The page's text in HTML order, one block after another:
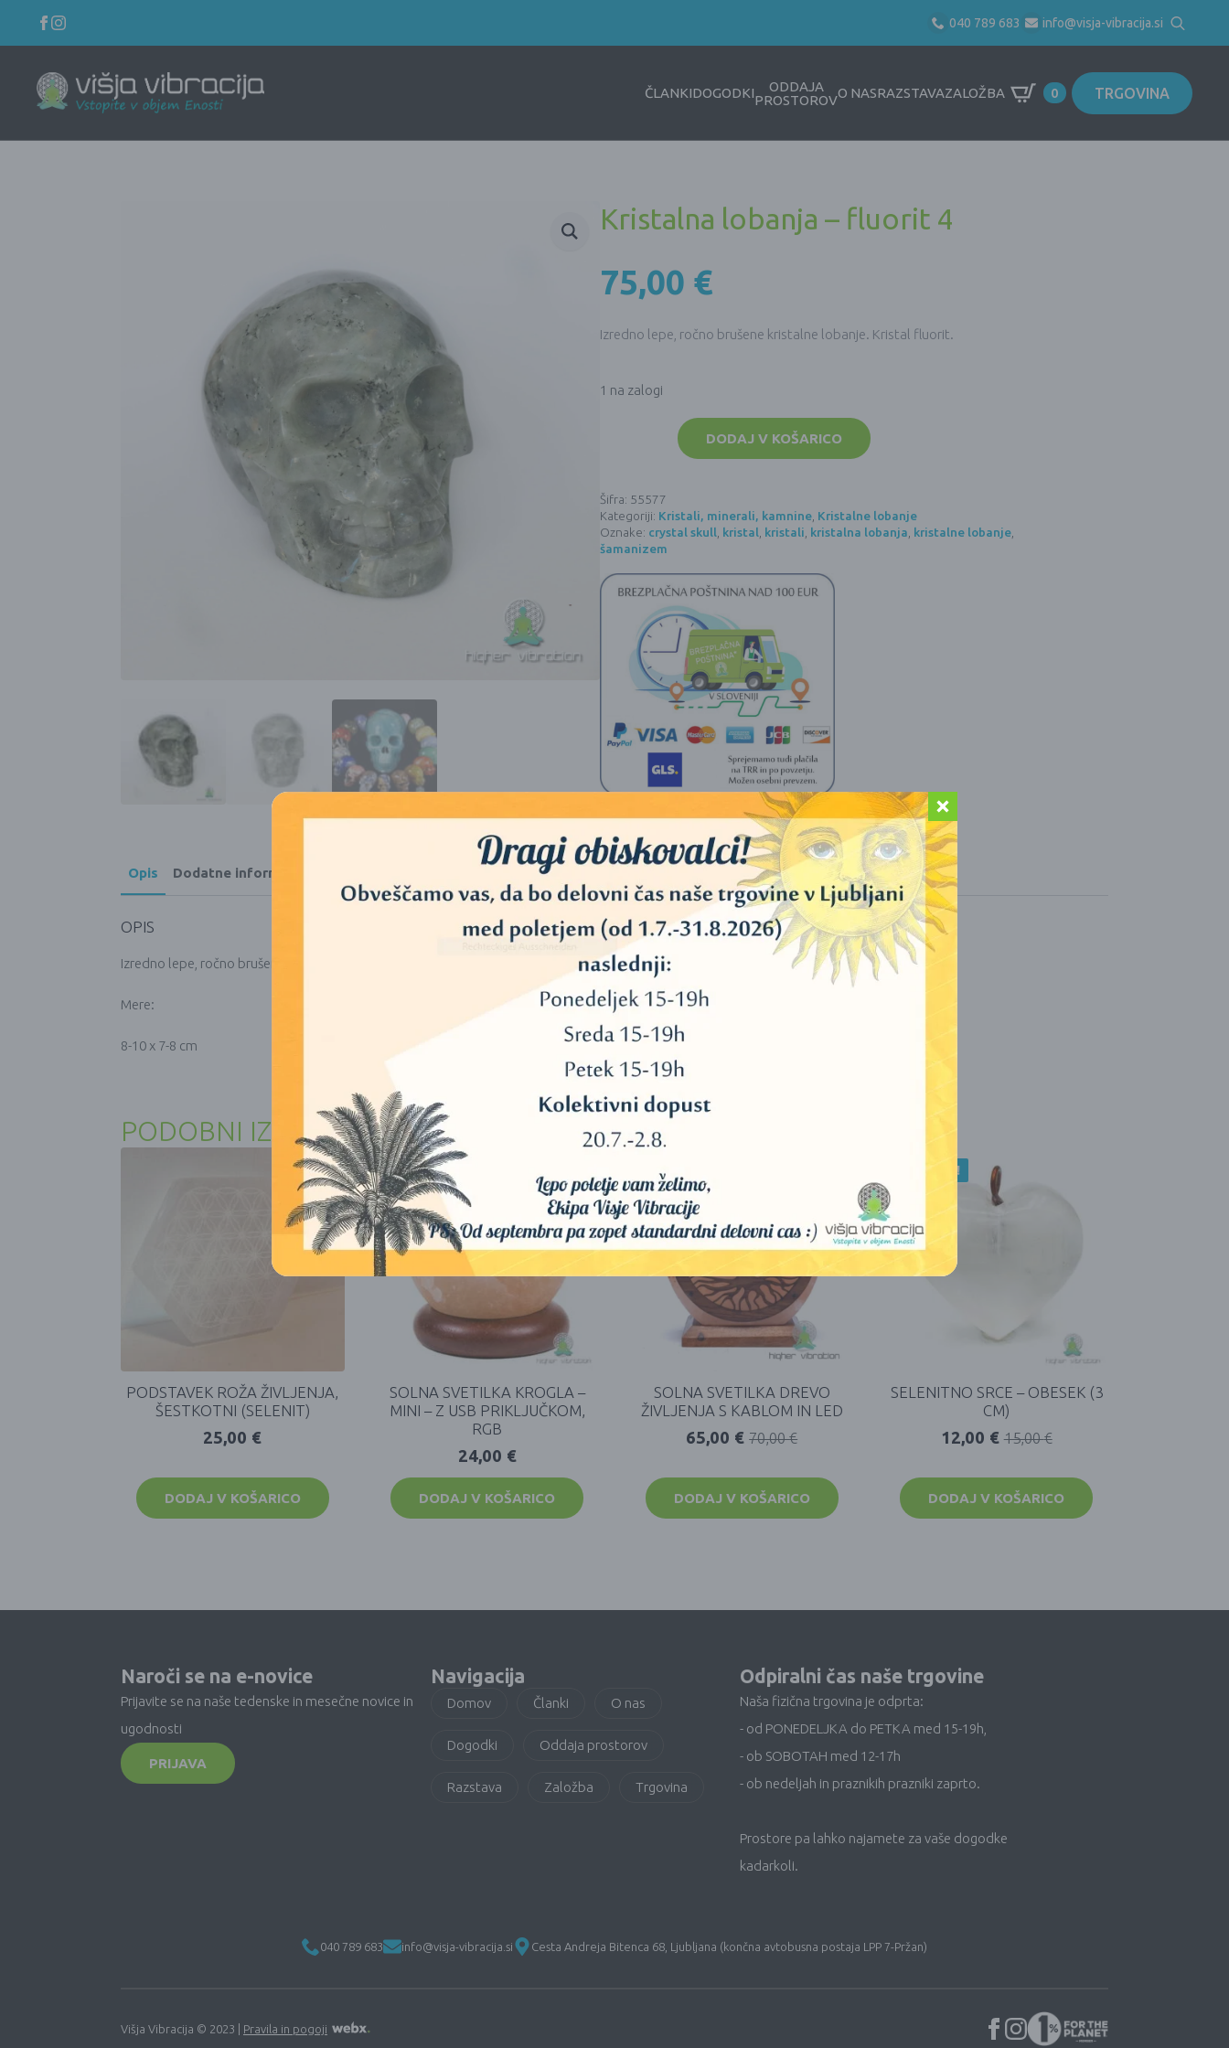
040 789 683 info@visja-vibracija.si
Search
for:
ČLANKIDOGODKI
ODDAJA
PROSTOROVO NASRAZSTAVAZALOŽBA 0 TRGOVINA
Kristalna lobanja – fluorit 4
75,00 €
Izredno lepe, ročno brušene kristalne lobanje. Kristal fluorit.
1 na zalogi
količina
DODAJ V KOŠARICO
Šifra: 55577
Kategoriji: Kristali, minerali, kamnine, Kristalne lobanje
Oznake: crystal skull, kristal, kristali, kristalna lobanja, kristalne lobanje,
šamanizem
Opis Dodatne informacije
OPIS
Izredno lepe, ročno brušene kristalne lobanje. Kristal fluorit.
Mere:
8-10 x 7-8 cm
PODOBNI IZDELKI
PODSTAVEK ROŽA ŽIVLJENJA,
ŠESTKOTNI (SELENIT)
25,00 €
DODAJ V KOŠARICO
SOLNA SVETILKA KROGLA –
MINI – Z USB PRIKLJUČKOM,
RGB
24,00 €
DODAJ V KOŠARICO
AKCIJA!
SOLNA SVETILKA DREVO
ŽIVLJENJA S KABLOM IN LED
70,00€
65,00 €
DODAJ V KOŠARICO
AKCIJA!
SELENITNO SRCE – OBESEK (3
CM)
15,00€
12,00 €
DODAJ V KOŠARICO
Naroči se na e-novice
Prijavite se na naše tedenske in mesečne novice in
ugodnosti
PRIJAVA
Navigacija
Domov Članki O nas
Dogodki Oddaja prostorov
Razstava Založba Trgovina
Odpiralni čas naše trgovine
Naša fizična trgovina je odprta:
- od PONEDELJKA do PETKA med 15-19h,
- ob SOBOTAH med 12-17h
- ob nedeljah in praznikih prazniki zaprto.
Prostore pa lahko najamete za vaše dogodke
kadarkoli.
040 789 683 info@visja-vibracija.si Cesta Andreja Bitenca 68, Ljubljana (končna avtobusna postaja LPP 7-Pržan)
Višja Vibracija © 2023 | Pravila in pogoji